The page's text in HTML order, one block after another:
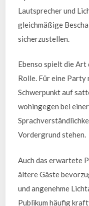
Lautsprecher und
gleichmäßige
sicherzustellen.
Ebenso spielt die
Rolle. Für eine Party
Schwerpunkt auf
wohingegen bei
Vordergrund stehen.
Auch das erwartete
ältere Gäste
und angenehme
Publikum häufig